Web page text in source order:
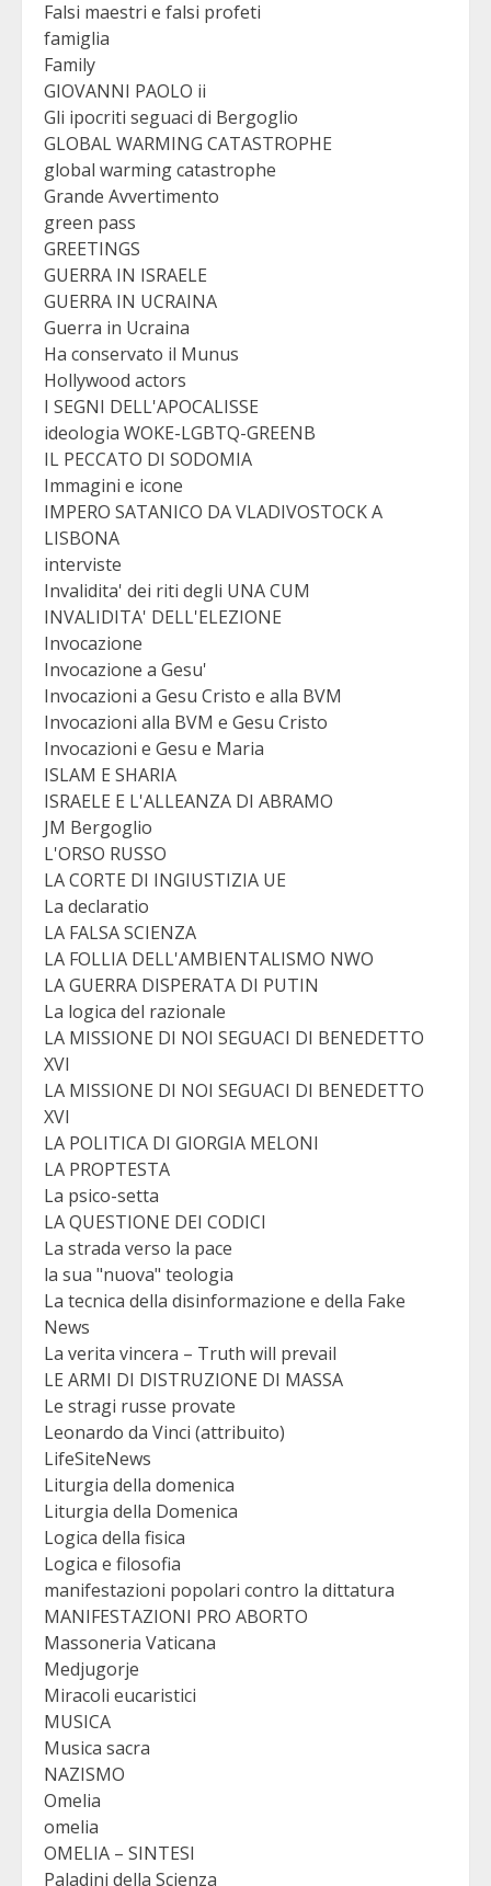
Falsi maestri e falsi profeti
famiglia
Family
GIOVANNI PAOLO ii
Gli ipocriti seguaci di Bergoglio
GLOBAL WARMING CATASTROPHE
global warming catastrophe
Grande Avvertimento
green pass
GREETINGS
GUERRA IN ISRAELE
GUERRA IN UCRAINA
Guerra in Ucraina
Ha conservato il Munus
Hollywood actors
I SEGNI DELL'APOCALISSE
ideologia WOKE-LGBTQ-GREENB
IL PECCATO DI SODOMIA
Immagini e icone
IMPERO SATANICO DA VLADIVOSTOCK A
LISBONA
interviste
Invalidita' dei riti degli UNA CUM
INVALIDITA' DELL'ELEZIONE
Invocazione
Invocazione a Gesu'
Invocazioni a Gesu Cristo e alla BVM
Invocazioni alla BVM e Gesu Cristo
Invocazioni e Gesu e Maria
ISLAM E SHARIA
ISRAELE E L'ALLEANZA DI ABRAMO
JM Bergoglio
L'ORSO RUSSO
LA CORTE DI INGIUSTIZIA UE
La declaratio
LA FALSA SCIENZA
LA FOLLIA DELL'AMBIENTALISMO NWO
LA GUERRA DISPERATA DI PUTIN
La logica del razionale
LA MISSIONE DI NOI SEGUACI DI BENEDETTO
XVI
LA MISSIONE DI NOI SEGUACI DI BENEDETTO
XVI
LA POLITICA DI GIORGIA MELONI
LA PROPTESTA
La psico-setta
LA QUESTIONE DEI CODICI
La strada verso la pace
la sua "nuova" teologia
La tecnica della disinformazione e della Fake
News
La verita vincera – Truth will prevail
LE ARMI DI DISTRUZIONE DI MASSA
Le stragi russe provate
Leonardo da Vinci (attribuito)
LifeSiteNews
Liturgia della domenica
Liturgia della Domenica
Logica della fisica
Logica e filosofia
manifestazioni popolari contro la dittatura
MANIFESTAZIONI PRO ABORTO
Massoneria Vaticana
Medjugorje
Miracoli eucaristici
MUSICA
Musica sacra
NAZISMO
Omelia
omelia
OMELIA – SINTESI
Paladini della Scienza